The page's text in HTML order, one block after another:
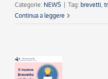
Categorie: NEWS Tag: brevetti,
Continua a leggere